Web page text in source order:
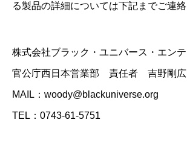
る製品の詳細については下記までご連絡
株式会社ブラック・ユニバース・エン
官公庁西日本営業部 責任者 吉野剛広
MAIL：woody@blackuniverse.org
TEL：0743-61-5751